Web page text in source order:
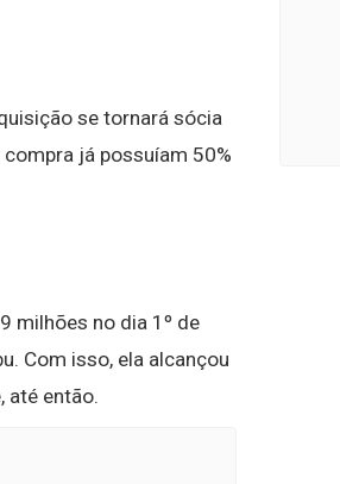
se tornará sócia
já possuíam 50%
milhões no dia 1º de
Com isso, ela alcançou
até então.